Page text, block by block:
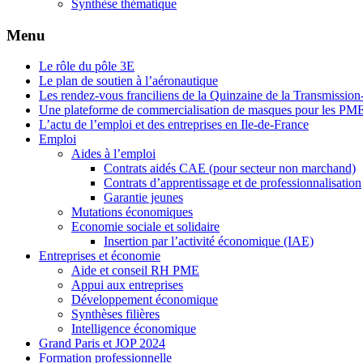
Synthèse thématique
Menu
Le rôle du pôle 3E
Le plan de soutien à l’aéronautique
Les rendez-vous franciliens de la Quinzaine de la
Une plateforme de commercialisation de masques pour les
L’actu de l’emploi et des entreprises en Ile-de-France
Emploi
Aides à l’emploi
Contrats aidés CAE (pour secteur non marchand)
Contrats d’apprentissage et de professionnalisation
Garantie jeunes
Mutations économiques
Economie sociale et solidaire
Insertion par l’activité économique (IAE)
Entreprises et économie
Aide et conseil RH PME
Appui aux entreprises
Développement économique
Synthèses filières
Intelligence économique
Grand Paris et JOP 2024
Formation professionnelle